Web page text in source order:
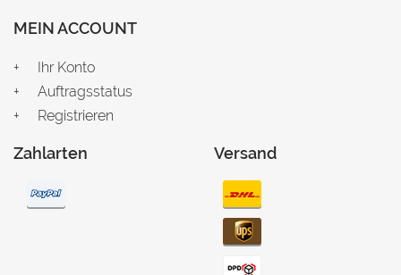
MEIN ACCOUNT
Ihr Konto
Auftragsstatus
Registrieren
Zahlarten Versand